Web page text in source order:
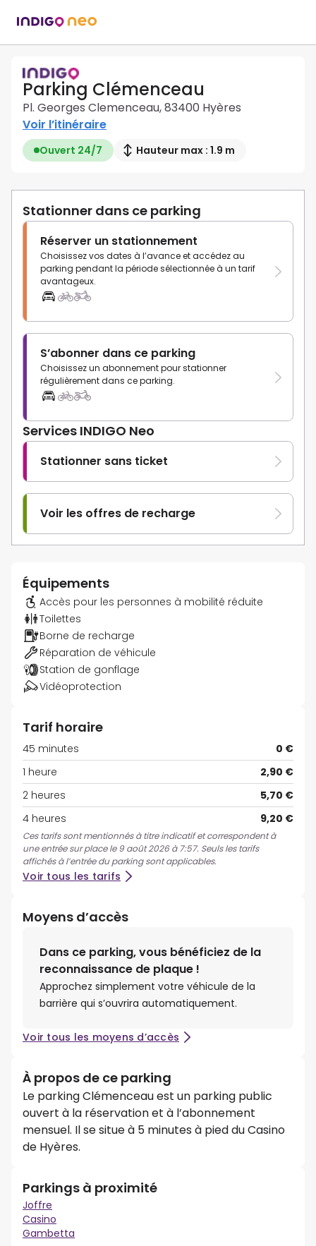
Parking Clémenceau
Pl. Georges Clemenceau, 83400 Hyères
Voir l’itinéraire
Ouvert 24/7 Hauteur max : 1.9 m
Stationner dans ce parking
Réserver un stationnement
Choisissez vos dates à l’avance et accédez au
parking pendant la période sélectionnée à un tarif
avantageux.
S’abonner dans ce parking
Choisissez un abonnement pour stationner
régulièrement dans ce parking.
Services INDIGO Neo
Stationner sans ticket
Voir les offres de recharge
Équipements
Accès pour les personnes à mobilité réduite
Toilettes
Borne de recharge
Réparation de véhicule
Station de gonflage
Vidéoprotection
Tarif horaire
45 minutes
0 €
1 heure
2,90 €
2 heures
5,70 €
4 heures
9,20 €
Ces tarifs sont mentionnés à titre indicatif et correspondent à
une entrée sur place le 9 août 2026 à 7:57. Seuls les tarifs
affichés à l’entrée du parking sont applicables.
Voir tous les tarifs
Moyens d’accès
Dans ce parking, vous bénéficiez de la
reconnaissance de plaque !
Approchez simplement votre véhicule de la
barrière qui s’ouvrira automatiquement.
Voir tous les moyens d’accès
À propos de ce parking
Le parking Clémenceau est un parking public
ouvert à la réservation et à l’abonnement
mensuel. Il se situe à 5 minutes à pied du Casino
de Hyères.
Parkings à proximité
Joffre
Casino
Gambetta